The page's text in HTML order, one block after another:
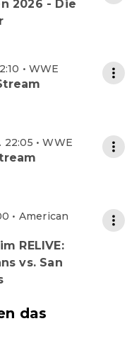
2026 - Die
• WWE
• WWE
• American
RELIVE:
vs. San
das